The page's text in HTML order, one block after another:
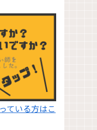
ている方はこ